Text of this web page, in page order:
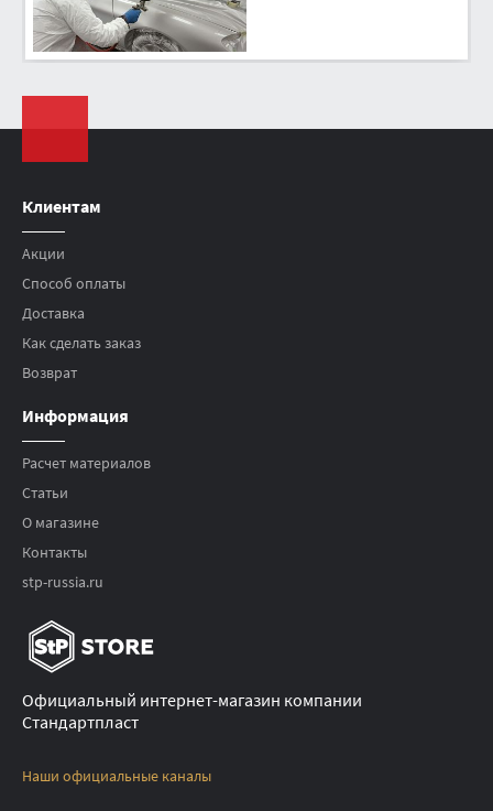
Клиентам
Акции
Способ оплаты
Доставка
Как сделать заказ
Возврат
Информация
Расчет материалов
Статьи
О магазине
Контакты
stp-russia.ru
Официальный интернет-магазин компании
Стандартпласт
Наши официальные каналы